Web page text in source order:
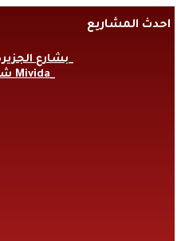
toاحدث المشاريع
فيلا كومبوند Grand Residence بشارع الجزيرة
شقة شارع التسعين امام كومبوند Mivida